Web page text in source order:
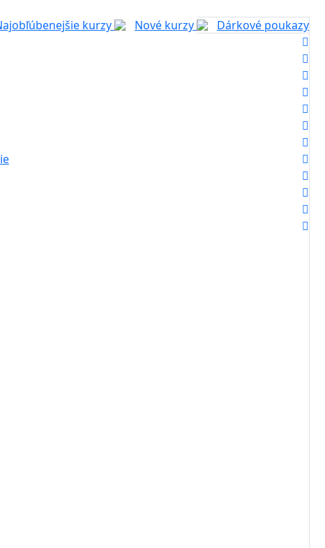
kurzy Nové kurzy
Dárkové poukazy